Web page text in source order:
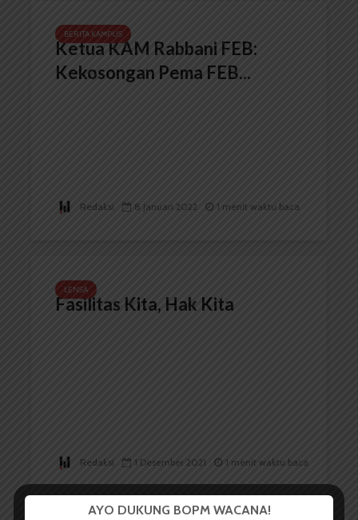
BERITA KAMPUS
Ketua KAM Rabbani FEB:
Kekosongan Pema FEB...
Redaksi 8 Januari 2022 1 menit waktu baca
LENSA
Fasilitas Kita, Hak Kita
Redaksi 1 Desember 2021 1 menit waktu baca
AYO DUKUNG BOPM WACANA!